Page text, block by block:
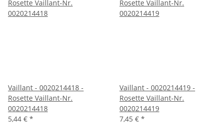
Vaillant - 0020214418 -
Rosette Vaillant-Nr.
0020214418
5,44 € *
Vaillant - 0020214419 -
Rosette Vaillant-Nr.
0020214419
7,45 € *